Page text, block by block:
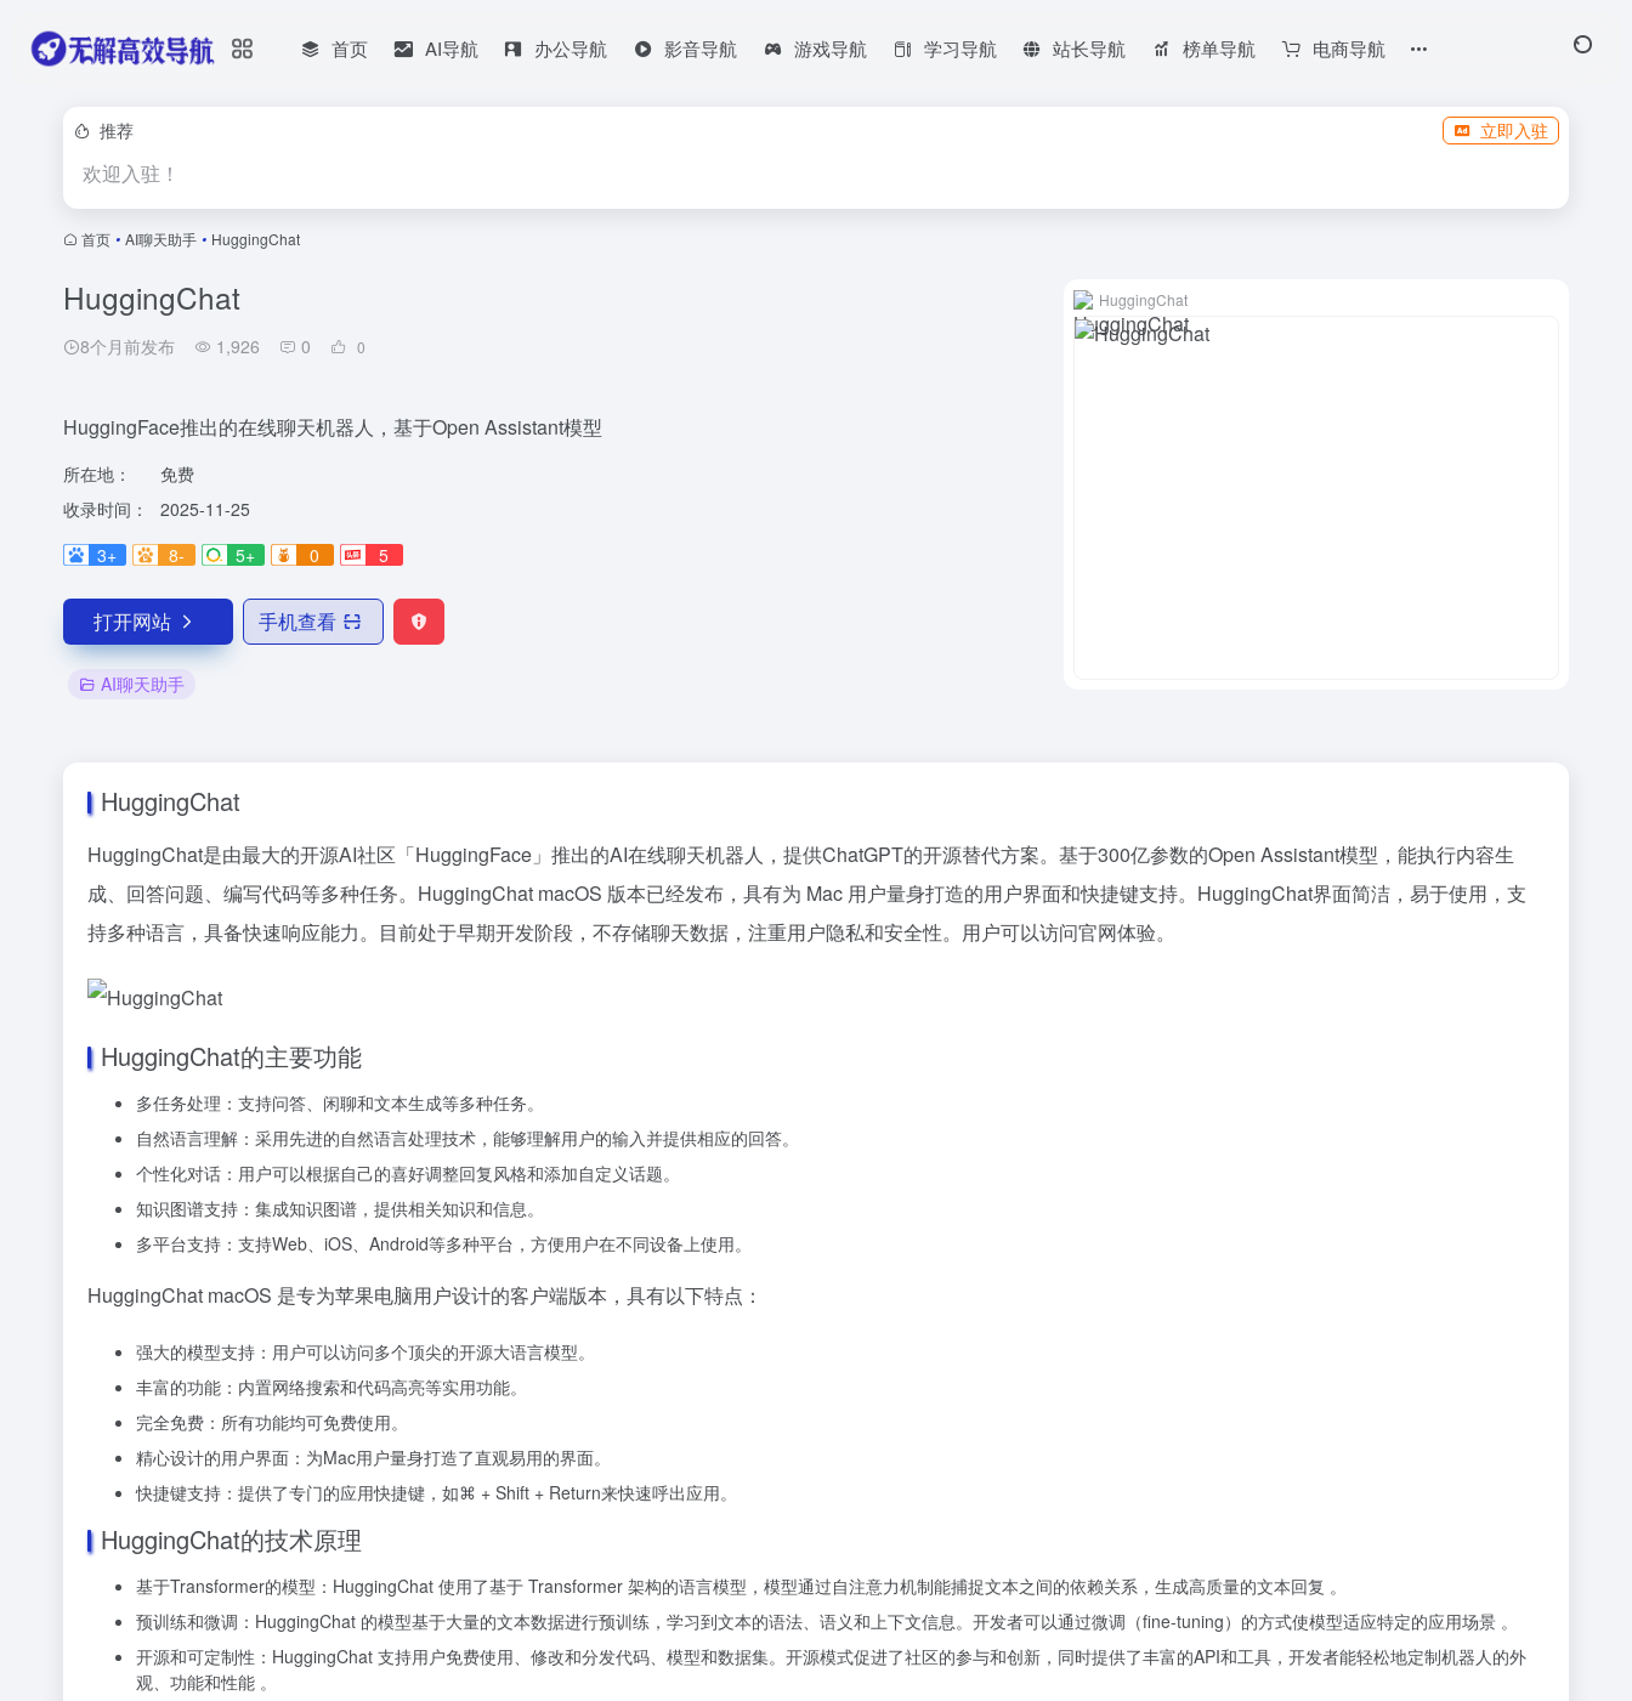
首页 AI导航 办公导航 影音导航 游戏导航 学习导航 站长导航 榜单导航 电商导航
推荐 立即入驻
欢迎入驻！
首页 • AI聊天助手 • HuggingChat
HuggingChat
8个月前发布 1,926 0 0
HuggingFace推出的在线聊天机器人，基于Open Assistant模型
所在地：
免费
收录时间：
2025-11-25
3+
8- 5+ 0 5
打开网站 手机查看
AI聊天助手
HuggingChat
HuggingChat
HuggingChat是由最大的开源AI社区「HuggingFace」推出的AI在线聊天机器人，提供ChatGPT的开源替代方案。基于300亿参数的Open Assistant模型，能执行内容生
成、回答问题、编写代码等多种任务。HuggingChat macOS 版本已经发布，具有为 Mac 用户量身打造的用户界面和快捷键支持。HuggingChat界面简洁，易于使用，支
持多种语言，具备快速响应能力。目前处于早期开发阶段，不存储聊天数据，注重用户隐私和安全性。用户可以访问官网体验。
HuggingChat的主要功能
多任务处理：支持问答、闲聊和文本生成等多种任务。
自然语言理解：采用先进的自然语言处理技术，能够理解用户的输入并提供相应的回答。
个性化对话：用户可以根据自己的喜好调整回复风格和添加自定义话题。
知识图谱支持：集成知识图谱，提供相关知识和信息。
多平台支持：支持Web、iOS、Android等多种平台，方便用户在不同设备上使用。
HuggingChat macOS 是专为苹果电脑用户设计的客户端版本，具有以下特点：
强大的模型支持：用户可以访问多个顶尖的开源大语言模型。
丰富的功能：内置网络搜索和代码高亮等实用功能。
完全免费：所有功能均可免费使用。
精心设计的用户界面：为Mac用户量身打造了直观易用的界面。
快捷键支持：提供了专门的应用快捷键，如⌘ + Shift + Return来快速呼出应用。
HuggingChat的技术原理
基于Transformer的模型：HuggingChat 使用了基于 Transformer 架构的语言模型，模型通过自注意力机制能捕捉文本之间的依赖关系，生成高质量的文本回复 。
预训练和微调：HuggingChat 的模型基于大量的文本数据进行预训练，学习到文本的语法、语义和上下文信息。开发者可以通过微调（fine-tuning）的方式使模型适应特定的应用场景 。
开源和可定制性：HuggingChat 支持用户免费使用、修改和分发代码、模型和数据集。开源模式促进了社区的参与和创新，同时提供了丰富的API和工具，开发者能轻松地定制机器人的外
观、功能和性能 。